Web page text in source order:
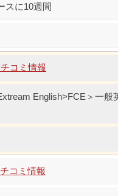
スに10週間
コミ情報
English>FCE＞一般
コミ情報